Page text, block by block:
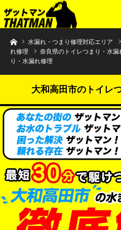
水まわりトラブル解決のザットマン
水漏れ・つまり修理対応エリア
れ修理
奈良県のトイレつまり・水漏
り・水漏れ修理
大和高田市のトイレ